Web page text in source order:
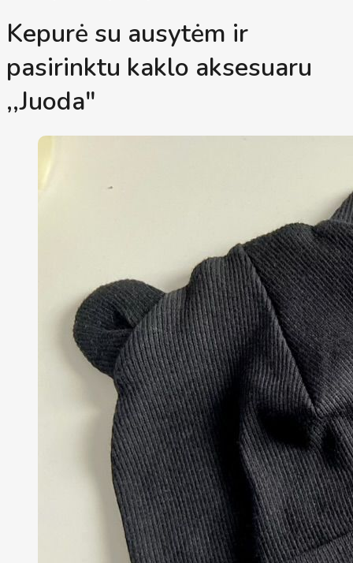
Kepurė su ausytėm ir
pasirinktu kaklo aksesuaru
,,Juoda"